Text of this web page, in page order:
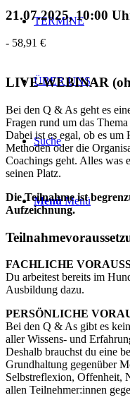
TERMINE
ÜBER UNS
Suche
Menü Menü
21.07.2025, 10:00
- 58,91 €
LIVE-WEBINAR
Bei den Q & As geht es
Fragen rund um das
Dabei ist es egal, ob es um
Methoden oder die
Coachings geht. Alles was
seinen Platz.
Die Teilnahme ist
Aufzeichnung.
FACHLICHE
Du arbeitest bereits im
Ausbildung dazu.
PERSÖNLICHE
Bei den Q & As gibt es
aller Wissens- und
Deshalb brauchst du eine
Grundhaltung gegenüber
Selbstreflexion, Offenheit,
allen Teilnehmer:innen